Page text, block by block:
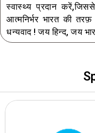
स्वास्थ्य प्रदान
आत्मनिर्भर भारत की
धन्यवाद ! जय हिन्द, जय